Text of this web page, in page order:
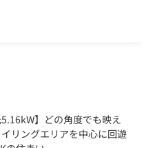
】どの角度でも映え
リングエリアを中心に回遊